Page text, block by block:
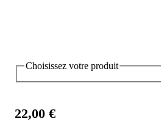
Choisissez votre produit
22,00 €